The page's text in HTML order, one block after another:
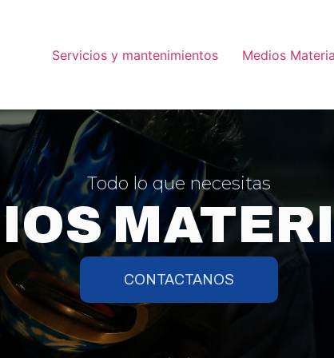
Servicios y mantenimientos Medios
Todo lo que necesitas
CONTACTANOS